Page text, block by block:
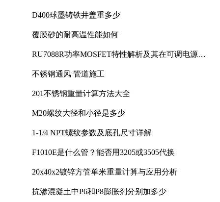
D400球墨铸铁井盖重多少
覆膜砂的耐高温性能如何
RU7088R功率MOSFET特性解析及其在可调电源设
不锈钢通风 管道施工
201不锈钢重量计算方法大全
M20螺纹大径和小径是多少
1-1/4 NPT螺纹参数及底孔尺寸详解
F1010E是什么管？能否用3205或3505代换
20x40x2镀锌方管单米重量计算与应用分析
抗渗混凝土中P6和P8膨胀剂分别加多少